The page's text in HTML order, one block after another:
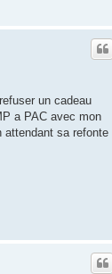
un cadeau
a PAC avec mon
attendant sa refonte